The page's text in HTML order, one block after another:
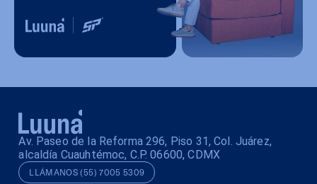
Av. Paseo de la Reforma 296, Piso 31, Col. Juárez,
alcaldía Cuauhtémoc, C.P. 06600, CDMX
LLÁMANOS (55) 7005 5309